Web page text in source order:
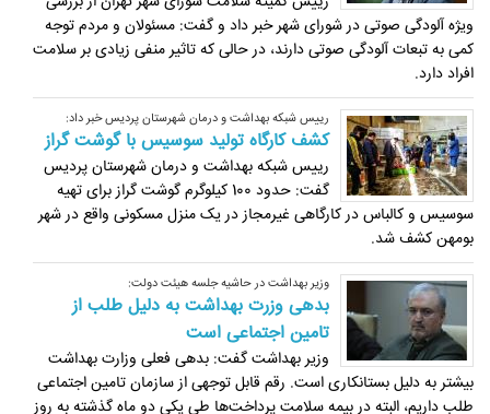
ویژه آلودگی صوتی در شورای شهر خبر داد و گفت: مسئولان و مردم توجه
کمی به تبعات آلودگی صوتی دارند، در حالی که تاثیر منفی زیادی بر سلامت
افراد دارد.
رییس شبکه بهداشت و درمان شهرستان پردیس خبر داد:
کشف کارگاه تولید سوسیس با گوشت گراز
رییس شبکه بهداشت و درمان شهرستان پردیس
گفت: حدود 100 کیلوگرم گوشت گراز برای تهیه
سوسیس و کالباس در کارگاهی غیرمجاز در یک منزل مسکونی واقع در شهر
بومهن کشف شد.
وزیر بهداشت در حاشیه جلسه هیئت دولت:
بدهی وزرت بهداشت به دلیل طلب از
تامین اجتماعی است
وزیر بهداشت گفت: بدهی فعلی وزارت بهداشت
بیشتر به دلیل بستانکاری است. رقم قابل توجهی از سازمان تامین اجتماعی
طلب داریم، البته در بیمه سلامت پرداخت‌ها طی یکی دو ماه گذشته به روز